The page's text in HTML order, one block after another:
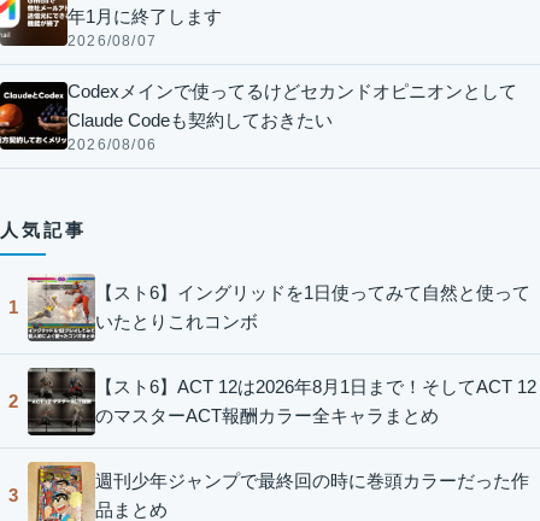
年1月に終了します
2026/08/07
Codexメインで使ってるけどセカンドオピニオンとして
Claude Codeも契約しておきたい
2026/08/06
人気記事
1
【スト6】イングリッドを1日使ってみて自然と使って
いたとりこれコンボ
2
【スト6】ACT 12は2026年8月1日まで！そしてACT 12
のマスターACT報酬カラー全キャラまとめ
3
週刊少年ジャンプで最終回の時に巻頭カラーだった作
品まとめ